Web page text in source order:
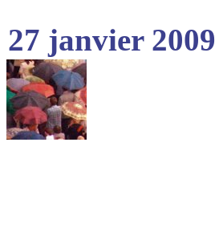
27 janvier 2009